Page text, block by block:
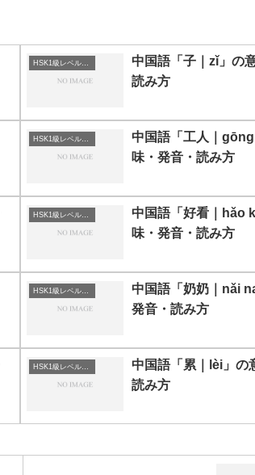
中国語「子｜zǐ」の
読み方
中国語「工人｜
味・発音・読み方
中国語「好看｜hǎo
味・発音・読み方
中国語「奶奶｜nǎi
発音・読み方
中国語「累｜lèi」の
読み方